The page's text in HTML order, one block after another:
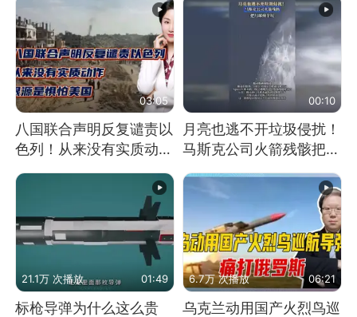
03:05
八国联合声明反复谴责以
色列！从来没有实质动
00:10
月亮也逃不开垃圾侵扰！
马斯克公司火箭残骸把月
21.1万 次播放 01:49
标枪导弹为什么这么贵
6.7万 次播放 06:21
乌克兰动用国产火烈鸟巡